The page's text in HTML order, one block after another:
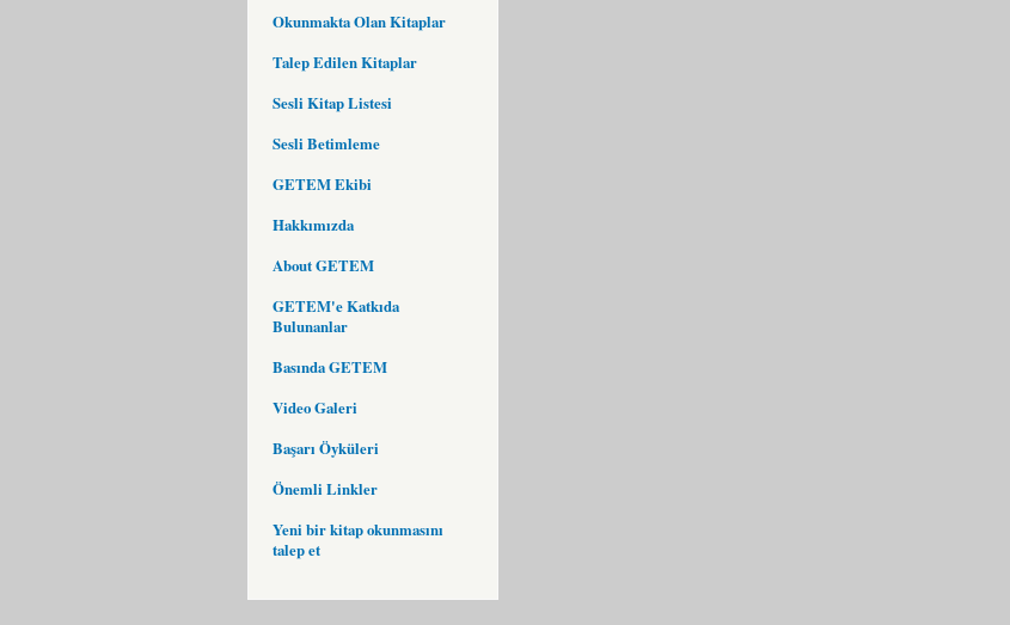
Okunmakta Olan Kitaplar
Talep Edilen Kitaplar
Sesli Kitap Listesi
Sesli Betimleme
GETEM Ekibi
Hakkımızda
About GETEM
GETEM'e Katkıda
Bulunanlar
Basında GETEM
Video Galeri
Başarı Öyküleri
Önemli Linkler
Yeni bir kitap okunmasını
talep et